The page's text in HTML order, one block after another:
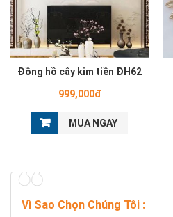
Đồng hồ cây kim tiền ĐH62
999,000đ
MUA NGAY
Vì Sao Chọn Chúng Tôi :